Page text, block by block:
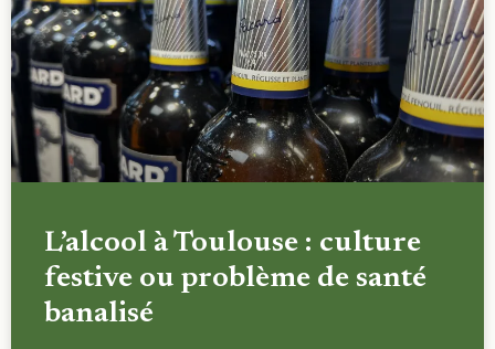
L’alcool à Toulouse : culture
festive ou problème de santé
banalisé